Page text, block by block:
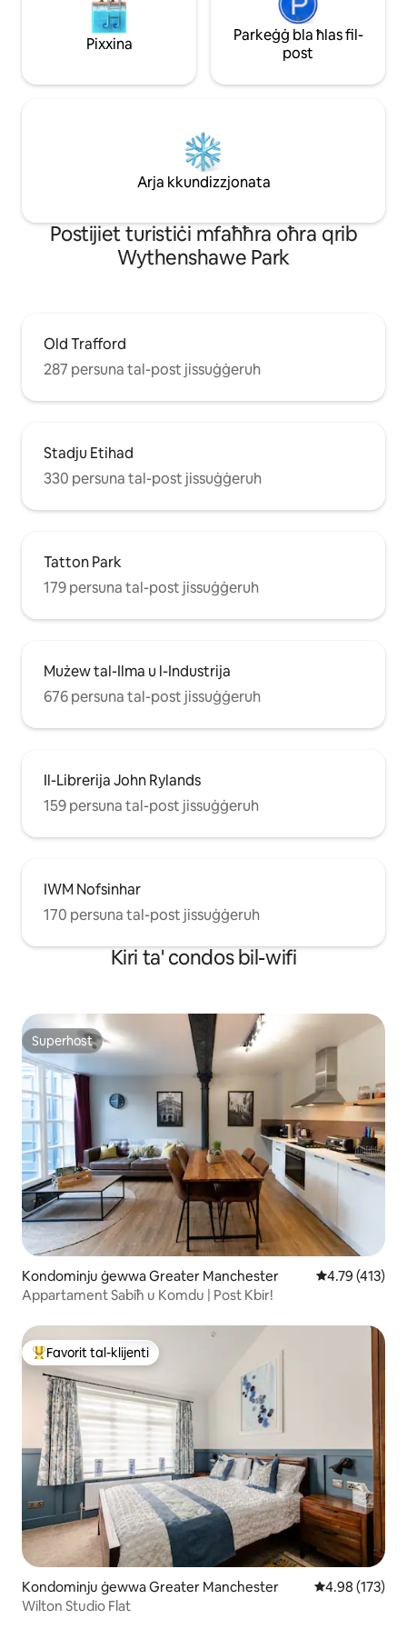
Pixxina
Parkeġġ bla ħlas fil-
post
Arja kkundizzjonata
Роѕtіјіеt turіѕtіċі mfаħħrа оħrа qrіb
Wythenshawe Park
Old Trafford
287 persuna tal-post jissuġġeruh
Stadju Etihad
330 persuna tal-post jissuġġeruh
Tatton Park
179 persuna tal-post jissuġġeruh
Mużew tal-Ilma u l-Industrija
676 persuna tal-post jissuġġeruh
Il-Librerija John Rylands
159 persuna tal-post jissuġġeruh
IWM Nofsinhar
170 persuna tal-post jissuġġeruh
Kiri ta' condos bil-wifi
Superhost
Superhost
Kondominju ġewwa Greater Manchester Rating medju
4.79 (413)
Appartament Sabiħ u Komdu | Post Kbir!
Wieħed mill-aqwa favoriti tal-klijenti
Favorit tal-klijenti
Kondominju ġewwa Greater Manchester Rating medju
4.98 (173)
Wilton Studio Flat